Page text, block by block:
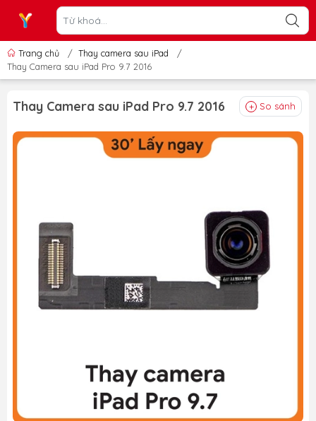
Trang chủ / Thay camera sau iPad
/
Thay Camera sau iPad Pro 9.7 2016
Thay Camera sau iPad Pro 9.7 2016 So sánh